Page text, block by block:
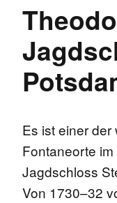
Es ist einer
Fontaneorte
Jagdschloss
Von 1730–32